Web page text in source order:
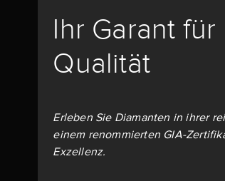
Ihr Garant für
Qualität
Erleben Sie Diamanten in ihrer
einem renommierten GIA-
Exzellenz.